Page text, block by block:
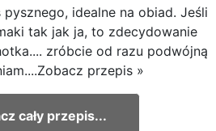
idealne na obiad. Jeśli
tak jak ja, to zdecydowanie
zróbcie od razu podwójną
przepis »
cały przepis...